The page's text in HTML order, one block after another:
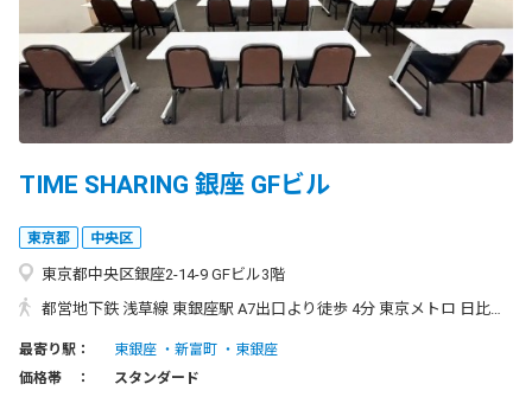
TIME SHARING 銀座 GFビル
東京都 中央区
東京都中央区銀座2-14-9 GFビル3階
都営地下鉄 浅草線 東銀座駅 A7出口より徒歩 4分 東京メトロ 日比谷線 東銀座駅 A7出口より徒歩 4分 東京メトロ 有楽町線 新富町駅 1出口より徒歩 5分 ◆東銀座駅からのアクセス方法 ①東銀座駅「A7出口」をでて直進します。 ②ファミリーマートの先にある横断歩道を渡り、右折します。 ③直進して、3つ目の角を左折します。（ナチュラルローソンの手前の道をお入りください） ④2つ目のビルが「GFビル」になります。
最寄り駅： 東銀座 新富町
東銀座
価格帯 ：
スタンダード